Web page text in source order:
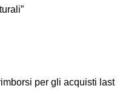
per gli acquisti last